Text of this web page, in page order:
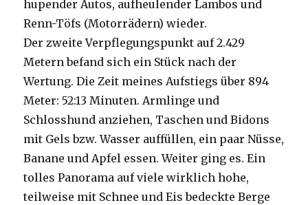
hupender Autos, aufheulender Lambos und
Renn-Töfs (Motorrädern) wieder.
Der zweite Verpflegungspunkt auf 2.429
Metern befand sich ein Stück nach der
Wertung. Die Zeit meines Aufstiegs über 894
Meter: 52:13 Minuten. Armlinge und
Schlosshund anziehen, Taschen und Bidons
mit Gels bzw. Wasser auffüllen, ein paar Nüsse,
Banane und Apfel essen. Weiter ging es. Ein
tolles Panorama auf viele wirklich hohe,
teilweise mit Schnee und Eis bedeckte Berge